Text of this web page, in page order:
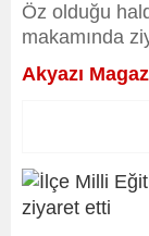
Öz olduğu
makamında
Akyazı